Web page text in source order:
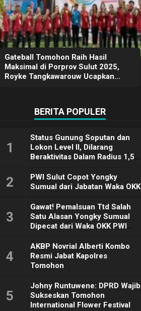
Gateball Tomohon Raih Hasil
Maksimal di Porprov Sulut 2025,
Royke Tangkawarouw Ucapkan
BERITA POPULER
1
Status Gunung Soputan dan
Lokon Level II, Dilarang
Beraktivitas Dalam Radius 1,5
2
PWI Sulut Copot Yongky
Sumual dari Jabatan Waka OKK
3
Gawat! Pemalsuan Ttd Salah
Satu Alasan Yongky Sumual
Dipecat dari Waka OKK PWI
4
AKBP Novrial Alberti Kombo
Resmi Jabat Kapolres
Tomohon
5
Johny Runtuwene: DPRD Wajib
Sukseskan Tomohon
International Flower Festival